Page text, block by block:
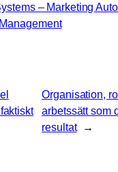
– Marketing
Organisation,
arbetssätt som
resultat
→